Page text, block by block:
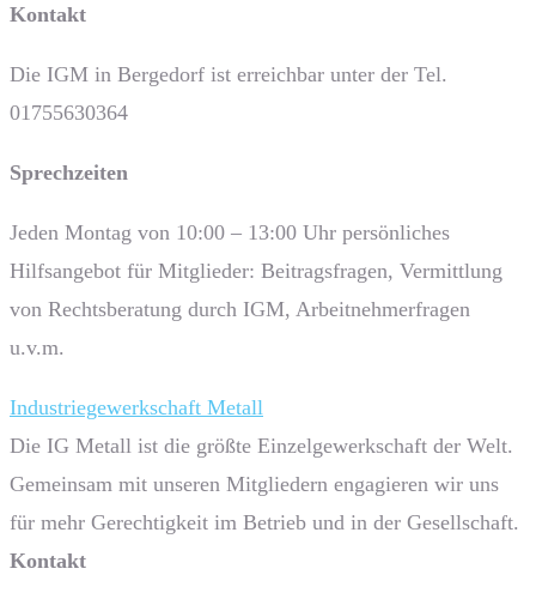
Kontakt
Die IGM in Bergedorf ist erreichbar unter der Tel.
01755630364
Sprech­zeiten
Jeden Montag von 10:00 – 13:00 Uhr persönliches
Hilfsangebot für Mitglieder: Beitragsfragen, Vermittlung
von Rechtsberatung durch IGM, Arbeitnehmerfragen
u.v.m.
Industriegewerkschaft Metall
Die IG Metall ist die größte Einzelgewerkschaft der Welt.
Gemeinsam mit unseren Mitgliedern engagieren wir uns
für mehr Gerechtigkeit im Betrieb und in der Gesellschaft.
Kontakt